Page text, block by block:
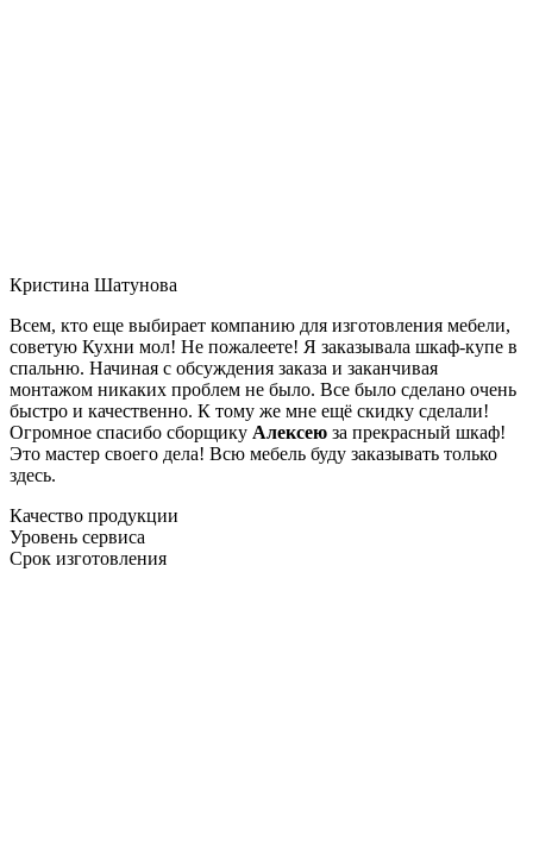
Кристина Шатунова
Всем, кто еще выбирает компанию для изготовления мебели,
советую Кухни мол! Не пожалеете! Я заказывала шкаф-купе в
спальню. Начиная с обсуждения заказа и заканчивая
монтажом никаких проблем не было. Все было сделано очень
быстро и качественно. К тому же мне ещё скидку сделали!
Огромное спасибо сборщику Алексею за прекрасный шкаф!
Это мастер своего дела! Всю мебель буду заказывать только
здесь.
Качество продукции
Уровень сервиса
Срок изготовления